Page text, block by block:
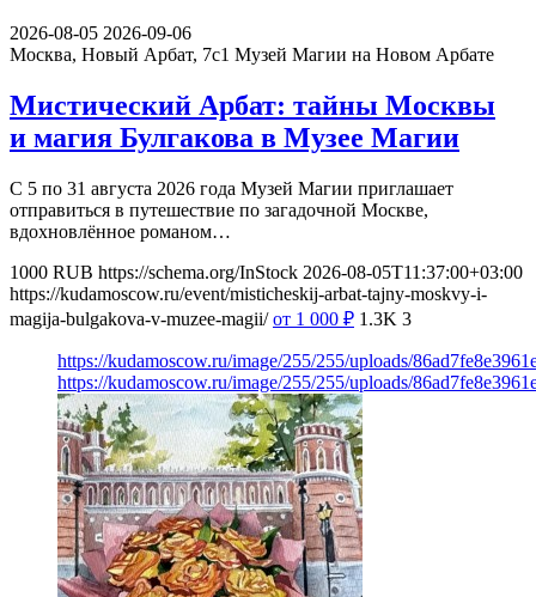
2026-08-05 2026-09-06
Москва, Новый Арбат, 7с1 Музей Магии на Новом Арбате
Мистический Арбат: тайны Москвы
и магия Булгакова в Музее Магии
С 5 по 31 августа 2026 года Музей Магии приглашает
отправиться в путешествие по загадочной Москве,
вдохновлённое романом…
1000 RUB https://schema.org/InStock 2026-08-05T11:37:00+03:00
https://kudamoscow.ru/event/misticheskij-arbat-tajny-moskvy-i-
magija-bulgakova-v-muzee-magii/ от 1 000 ₽ 1.3K 3
https://kudamoscow.ru/image/255/255/uploads/
https://kudamoscow.ru/image/255/255/uploads/